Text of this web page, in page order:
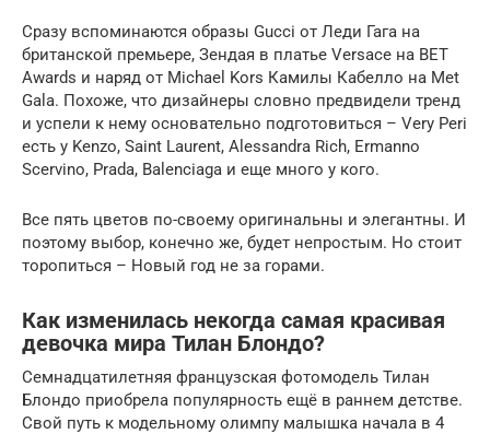
Сразу вспоминаются образы Gucci от Леди Гага на
британской премьере, Зендая в платье Versace на BET
Awards и наряд от Michael Kors Камилы Кабелло на Met
Gala. Похоже, что дизайнеры словно предвидели тренд
и успели к нему основательно подготовиться – Very Peri
есть у Kenzo, Saint Laurent, Alessandra Rich, Ermanno
Scervino, Prada, Balenciaga и еще много у кого.
Все пять цветов по-своему оригинальны и элегантны. И
поэтому выбор, конечно же, будет непростым. Но стоит
торопиться – Новый год не за горами.
Как изменилась некогда самая красивая
девочка мира Тилан Блондо?
Семнадцатилетняя французская фотомодель Тилан
Блондо приобрела популярность ещё в раннем детстве.
Свой путь к модельному олимпу малышка начала в 4